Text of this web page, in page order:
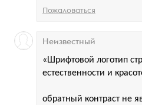
Пожаловаться
«Шрифтовой логотип
естественности и
обратный контраст не
Неизвестный